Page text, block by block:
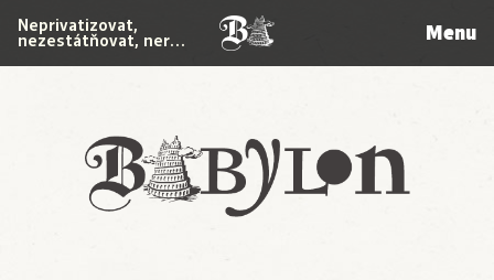
Babylon
Neprivatizovat,
nezestátňovat, ner… Menu